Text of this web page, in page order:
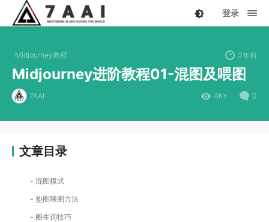
登录
Midjourney教程 3年前
Midjourney进阶教程01-混图及喂图
7AAI 4K+ 0
文章目录
混图模式
垫图喂图方法
图生词技巧